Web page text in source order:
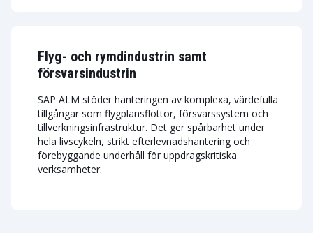
Flyg- och rymdindustrin samt
försvarsindustrin
SAP ALM stöder hanteringen av komplexa, värdefulla
tillgångar som flygplansflottor, försvarssystem och
tillverkningsinfrastruktur. Det ger spårbarhet under
hela livscykeln, strikt efterlevnadshantering och
förebyggande underhåll för uppdragskritiska
verksamheter.